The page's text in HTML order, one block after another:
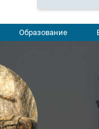
Образование